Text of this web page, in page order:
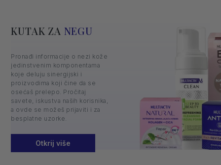
KUTAK ZA NEGU
Pronađi informacije o nezi kože
jedinstvenim komponentama
koje deluju sinergijski i
proizvodima koji čine da se
osećaš prelepo. Pročitaj
savete, iskustva naših korisnika,
a ovde se možeš prijaviti i za
besplatne uzorke.
Otkrij više